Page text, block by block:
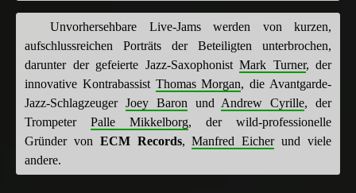
Unvorhersehbare Live-Jams werden von kurzen,
aufschlussreichen Porträts der Beteiligten unterbrochen,
darunter der gefeierte Jazz-Saxophonist Mark Turner, der
innovative Kontrabassist Thomas Morgan, die Avantgarde-
Jazz-Schlagzeuger Joey Baron und Andrew Cyrille, der
Trompeter Palle Mikkelborg, der wild-professionelle
Gründer von ECM Records,Manfred Eicherund viele
andere.